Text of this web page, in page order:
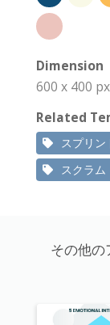
Dimension
600 x 400 px
Related
スプリ
スクラム
その他の